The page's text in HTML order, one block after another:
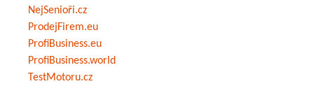
NejSenioři.cz
ProdejFirem.eu
ProfiBusiness.eu
ProfiBusiness.world
TestMotoru.cz